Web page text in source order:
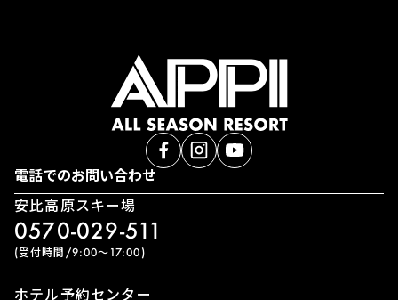
電話でのお問い合わせ
安比高原スキー場
0570-029-511
(受付時間/9:00〜17:00)
ホテル予約センター